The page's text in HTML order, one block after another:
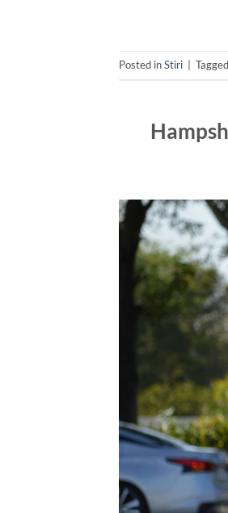
Posted inStiri Tagged